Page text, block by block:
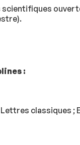
:
classiques ;